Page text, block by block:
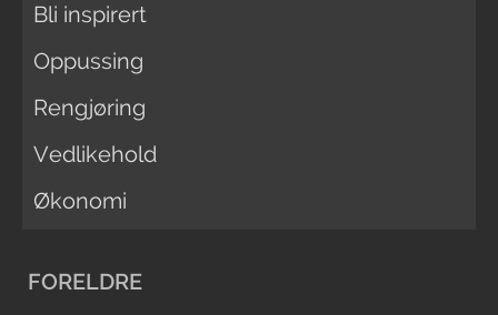
Bli inspirert
Oppussing
Rengjøring
Vedlikehold
Økonomi
FORELDRE